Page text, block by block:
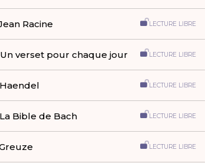
Racine LECTURE LIBRE
Un verset pour chaque jour LECTURE LIBRE
Haendel LECTURE LIBRE
La Bible de Bach LECTURE LIBRE
LECTURE LIBRE